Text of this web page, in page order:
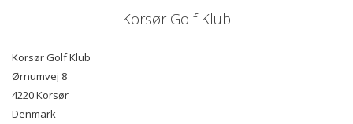
Korsør Golf Klub
Korsør Golf Klub
Ørnumvej 8
4220 Korsør
Denmark